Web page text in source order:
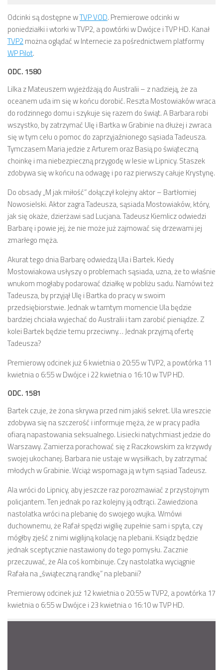
Odcinki są dostępne wTVP VOD. Premierowe odcinki w
poniedziałki i wtorki w TVP2, a powtórki w Dwójce i TVP HD. Kanał
TVP2można oglądać w Internecie za pośrednictwem platformy
WP Pilot.
ODC. 1580
Lilka z Mateuszem wyjeżdżają do Australii – z nadzieją, że za
oceanem uda im się w końcu dorobić. Reszta Mostowiaków wraca
do rodzinnego domu i szykuje się razem do świąt. A Barbara robi
wszystko, by zatrzymać Ulę i Bartka w Grabinie na dłużej i zwraca
się w tym celu o pomoc do zaprzyjaźnionego sąsiada Tadeusza.
Tymczasem Maria jedzie z Arturem oraz Basią po świąteczną
choinkę i ma niebezpieczną przygodę w lesie w Lipnicy. Staszek
zdobywa się w końcu na odwagę i po raz pierwszy całuje Krystynę.
Do obsady „M jak miłość” dołączył kolejny aktor – Bartłomiej
Nowosielski. Aktor zagra Tadeusza, sąsiada Mostowiaków, który,
jak się okaże, dzierżawi sad Lucjana. Tadeusz Kiemlicz odwiedzi
Barbarę i powie jej, że nie może już zajmować się drzewami jej
zmarłego męża.
Akurat tego dnia Barbarę odwiedzą Ula i Bartek. Kiedy
Mostowiakowa usłyszy o problemach sąsiada, uzna, że to właśnie
wnukom mogłaby podarować działkę w pobliżu sadu. Namówi też
Tadeusza, by przyjął Ulę i Bartka do pracy w swoim
przedsiębiorstwie. Jednak w tamtym momencie Ula będzie
bardziej chciała wyjechać do Australii i tam zarobić pieniądze. Z
kolei Bartek będzie temu przeciwny… Jednak przyjmą ofertę
Tadeusza?
Premierowy odcinek już 6 kwietnia o 20:55 w TVP2, a powtórka 11
kwietnia o 6:55 w Dwójce i 22 kwietnia o 16:10 w TVP HD.
ODC. 1581
Bartek czuje, że żona skrywa przed nim jakiś sekret. Ula wreszcie
zdobywa się na szczerość i informuje męża, że w pracy padła
ofiarą napastowania seksualnego. Lisiecki natychmiast jedzie do
Warszawy. Zamierza porachować się z Raczkowskim za krzywdy
swojej ukochanej. Barbara nie ustaje w wysiłkach, by zatrzymać
młodych w Grabinie. Wciąż wspomaga ją w tym sąsiad Tadeusz.
Ala wróci do Lipnicy, aby jeszcze raz porozmawiać z przystojnym
policjantem. Ten jednak po raz kolejny ją odtrąci. Zawiedziona
nastolatka wróci na plebanię do swojego wujka. Wmówi
duchownemu, że Rafał spędzi wigilię zupełnie sam i spyta, czy
mógłby zjeść z nimi wigilijną kolację na plebanii. Ksiądz będzie
jednak sceptycznie nastawiony do tego pomysłu. Zacznie
przeczuwać, że Ala coś kombinuje. Czy nastolatka wyciągnie
Rafała na „świąteczną randkę” na plebanii?
Premierowy odcinek już 12 kwietnia o 20:55 w TVP2, a powtórka 17
kwietnia o 6:55 w Dwójce i 23 kwietnia o 16:10 w TVP HD.